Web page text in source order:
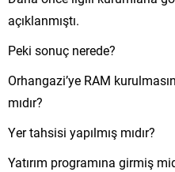
açıklanmıştı.
Peki sonuç nerede?
Orhangazi’ye RAM
mıdır?
Yer tahsisi yapılmış mıdır?
Yatırım programına girmiş